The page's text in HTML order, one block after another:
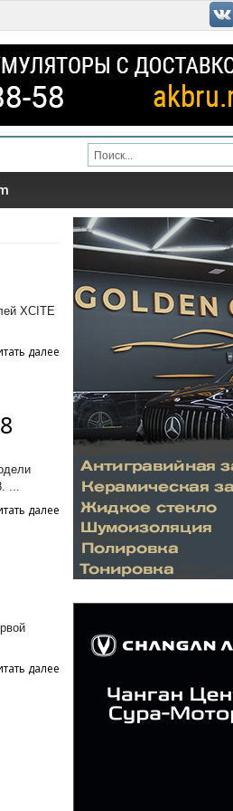
XCITE
далее
...
далее
далее